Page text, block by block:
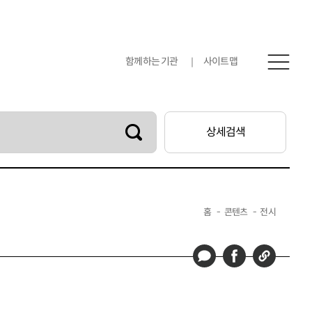
함께하는 기관 사이트맵
상세검색
홈 콘텐츠 전시